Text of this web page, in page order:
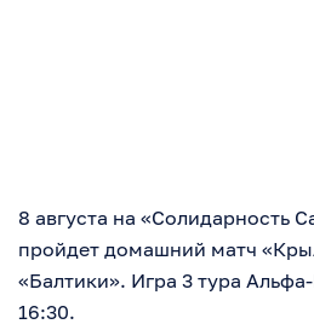
8 августа на «Солидарность
пройдет домашний матч
«Балтики». Игра 3 тура
16:30.